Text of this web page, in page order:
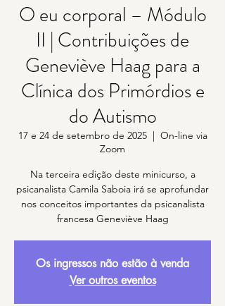
O eu corporal – Módulo
II | Contribuições de
Geneviève Haag para a
Clínica dos Primórdios e
do Autismo
17 e 24 de setembro de 2025
  |
On-line via
Zoom
Na terceira edição deste minicurso, a
psicanalista Camila Saboia irá se aprofundar
nos conceitos importantes da psicanalista
francesa Geneviève Haag
Os ingressos não estão à venda
Ver outros eventos